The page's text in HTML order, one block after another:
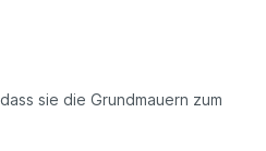
sie die Grundmauern zum